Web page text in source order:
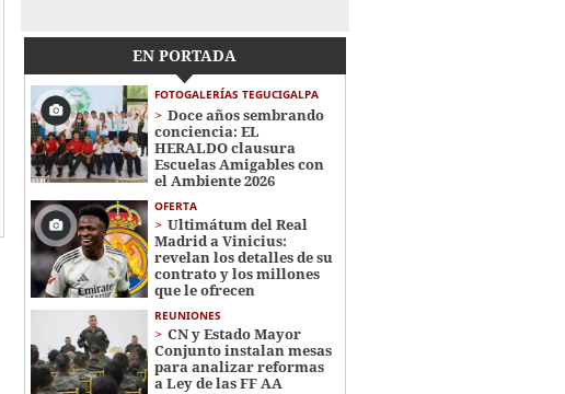
EN PORTADA
FOTOGALERÍAS TEGUCIGALPA
Doce años sembrando
conciencia: EL
HERALDO clausura
Escuelas Amigables con
el Ambiente 2026
OFERTA
Ultimátum del Real
Madrid a Vinicius:
revelan los detalles de su
contrato y los millones
que le ofrecen
REUNIONES
CN y Estado Mayor
Conjunto instalan mesas
para analizar reformas
a Ley de las FF AA